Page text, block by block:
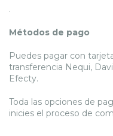
.
Métodos de pago
Puedes pagar con
transferencia Nequi,
Efecty.
Toda las opciones de
inicies el proceso de